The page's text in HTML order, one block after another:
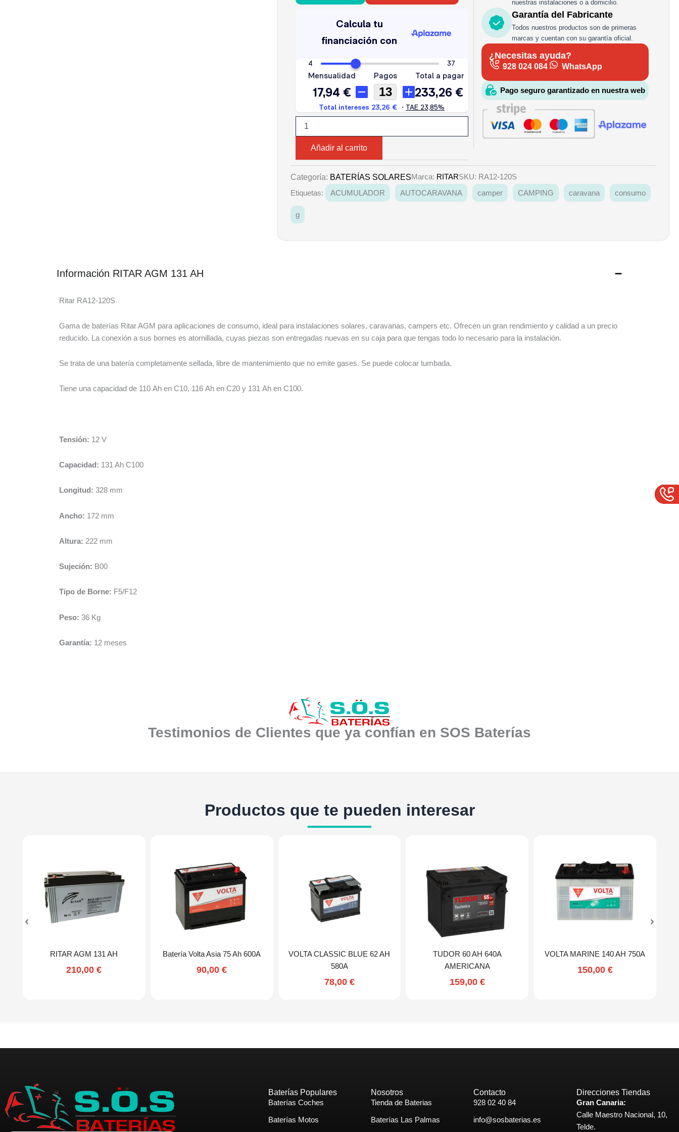
Añadir al carrito
nuestras instalaciones o a domicilio.
Garantía del Fabricante
Todos nuestros productos son de primeras
marcas y cuentan con su garantía oficial.
¿Necesitas ayuda?
928 024 084 WhatsApp
Pago seguro garantizado en nuestra web
Categoría: BATERÍAS SOLARESMarca: RITARSKU: RA12-120S
Etiquetas:
ACUMULADOR AUTOCARAVANA camper CAMPING caravana consumo
g
Información RITAR AGM 131 AH
Ritar RA12-120S
Gama de baterías Ritar AGM para aplicaciones de consumo, ideal para instalaciones solares, caravanas, campers etc. Ofrecen un gran rendimiento y calidad a un precio
reducido. La conexión a sus bornes es atornillada, cuyas piezas son entregadas nuevas en su caja para que tengas todo lo necesario para la instalación.
Se trata de una batería completamente sellada, libre de mantenimiento que no emite gases. Se puede colocar tumbada.
Tiene una capacidad de 110 Ah en C10, 116 Ah en C20 y 131 Ah en C100.
Tensión: 12 V
Capacidad: 131 Ah C100
Longitud: 328 mm
Ancho: 172 mm
Altura: 222 mm
Sujeción: B00
Tipo de Borne: F5/F12
Peso: 36 Kg
Garantía: 12 meses
Testimonios de Clientes que ya confían en SOS Baterías
Productos que te pueden interesar
RITAR AGM 131 AH
210,00€
Batería Volta Asia 75 Ah 600A
90,00€
VOLTA CLASSIC BLUE 62 AH
580A
78,00 €
TUDOR 60 AH 640A
AMERICANA
159,00 €
VOLTA MARINE 140 AH 750A
150,00 €
Baterías Populares
Baterías Coches
Baterías Motos
Nosotros
Tienda de Baterias
Baterías Las Palmas
Contacto
928 02 40 84
info@sosbaterias.es
Direcciones Tiendas
Gran Canaria:
Calle Maestro Nacional, 10,
Telde.